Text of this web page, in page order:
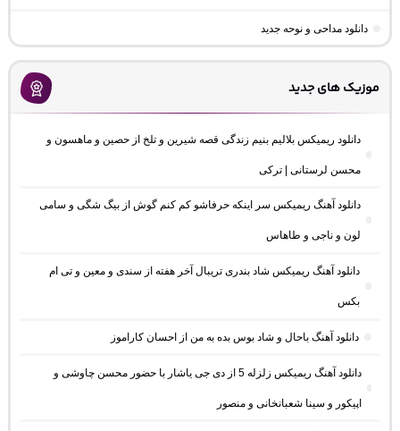
دانلود مداحی و نوحه جدید
موزیک های جدید
دانلود ریمیکس بلالیم بنیم زندگی قصه شیرین و تلخ از حصین و ماهسون و
محسن لرستانی | ترکی
دانلود آهنگ ریمیکس سر اینکه حرفاشو کم کنم گوش از بیگ شگی و سامی
لون و ناجی و طاهاس
دانلود آهنگ ریمیکس شاد بندری تریبال آخر هفته از سندی و معین و تی ام
بکس
دانلود آهنگ باحال و شاد بوس بده به من از احسان کاراموز
دانلود آهنگ ریمیکس زلزله 5 از دی جی یاشار با حضور محسن چاوشی و
اپیکور و سینا شعبانخانی و منصور